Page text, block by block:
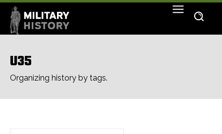
U35
Organizing history by tags.